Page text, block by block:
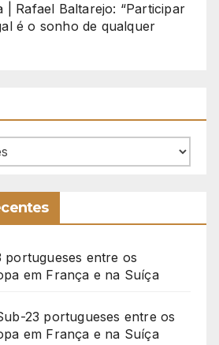
| Rafael Baltarejo: “Participar
é o sonho de qualquer
portugueses entre os
em França e na Suíça
23 portugueses entre os
em França e na Suíça